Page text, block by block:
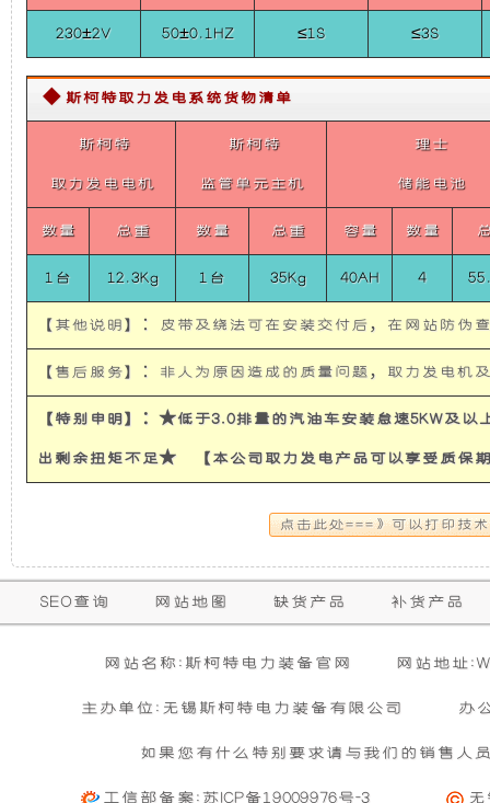
护
方
便，
所
电
了
装
置，
使
隔
音
和
供
电
系
统
5KW
Belt
Power
System
For
IVECO
F1C3.0
230±2V 50±0.1HZ ≤1S ≤3S
◆ 斯柯特取力发电系统货物清单
斯柯特
取力发电电机
斯柯特
监管单元主机
理士
储能电池
数量 总重 数量 总重 容量 数量
1台 12.3Kg 1台 35Kg 40AH 4
【其他说明】：皮带及绕法可在安装交付后，在网站防
【售后服务】：非人为原因造成的质量问题，取力发电机
【特别申明】：★低于3.0排量的汽油车安装怠速5KW及
出剩余扭矩不足★ 【本公司取力发电产品可以享受质保
购买本公司产品达到规定金额可获增三滤
活动时间 : 从2026年01月01日 0点0分 2026年12月
购买公司产品，运费减免优惠方案政策
活动时间 : 从2023年12月20日 0点0分到 2030年12月
零担运输（运费到付）
所需时间 : 3-4 天 [ 国内 ]
修
SEO查询 网站地图 缺货产品 补货产品
网站名称:斯柯特电力装备官网 网站地址
主办单位:无锡斯柯特电力装备有限公司 办
如果您有什么特别要求请与我们的销售人
工信部备案:苏ICP备19009976号-3